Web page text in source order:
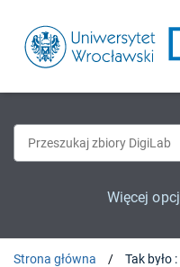
Więcej
Strona główna Tak było